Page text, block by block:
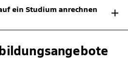
stabiles Internet und eine Webcam.
alle 5-10 Wochen immer
Uhr (MEZ) in einem unserer
unserer Prüfungszentren:
pruefungen/
– teilnehmen. Es bedarf keiner
ein Studium anrechnen
Studiengängen auf Anerkennung
liegt bei der jeweiligen